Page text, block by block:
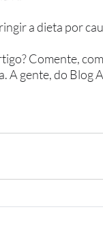
a dieta por
Comente,
A gente, do Blog